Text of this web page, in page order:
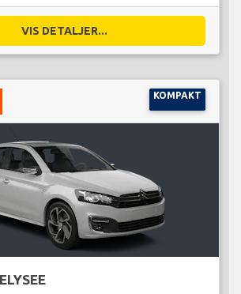
VIS DETALJER...
KOMPAKT